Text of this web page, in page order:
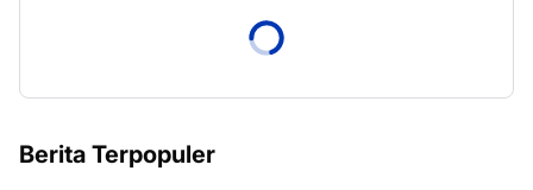
Berita Terpopuler